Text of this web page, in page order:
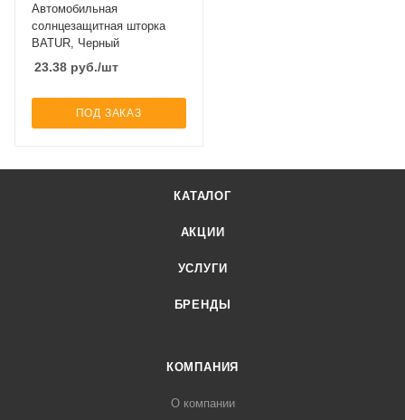
Автомобильная
солнцезащитная шторка
BATUR, Черный
23.38 руб./шт
ПОД ЗАКАЗ
КАТАЛОГ
АКЦИИ
УСЛУГИ
БРЕНДЫ
КОМПАНИЯ
О компании